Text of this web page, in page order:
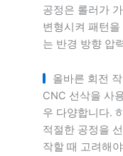
공정은 롤러가
변형시켜 패턴
는 반경 방향 압
올바른 회전
CNC 선삭을 사
우 다양합니다.
적절한 공정을
작할 때 고려해